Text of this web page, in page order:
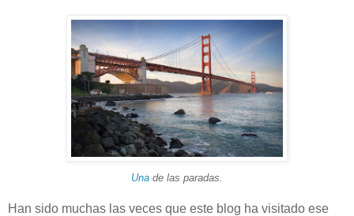
Una de las paradas.
Han sido muchas las veces que este blog ha visitado ese